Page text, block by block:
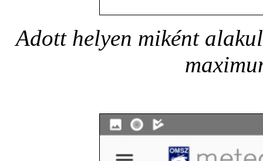
Adott helyen miként